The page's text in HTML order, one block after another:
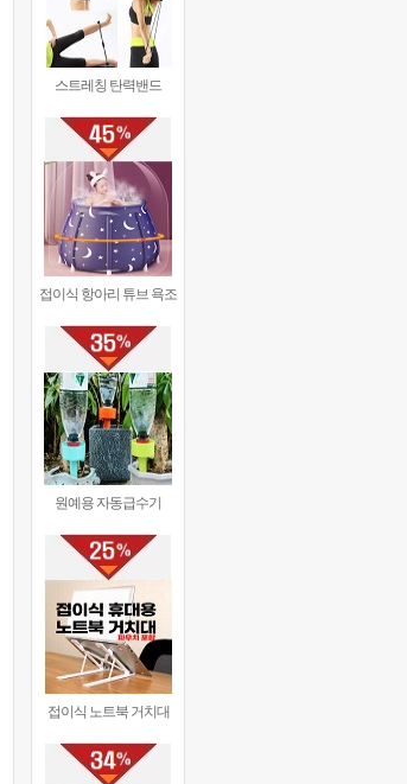
스트레칭 탄력밴드
접이식 항아리 튜브 욕조
원예용 자동급수기
접이식 노트북 거치대